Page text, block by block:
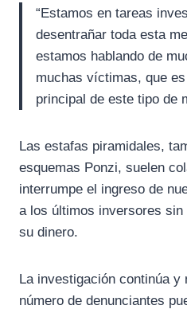
“Estamos en tareas
desentrañar toda esta
estamos hablando de
muchas víctimas, que
principal de este tipo de
Las estafas piramidales,
esquemas Ponzi, suelen
interrumpe el ingreso de
a los últimos inversores
su dinero.
La investigación continúa y
número de denunciantes